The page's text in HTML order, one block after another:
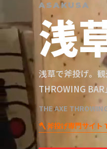
ASAKUSA
浅
浅草で斧投げ。
THROWING BAR
THE AXE
🪓 斧投げ専門サイ